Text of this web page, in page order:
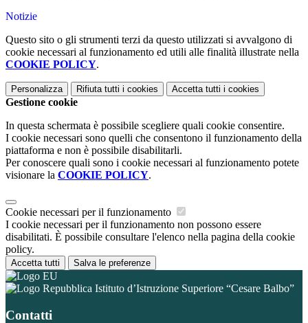
Notizie
Questo sito o gli strumenti terzi da questo utilizzati si avvalgono di
cookie necessari al funzionamento ed utili alle finalità illustrate nella
COOKIE POLICY.
Personalizza Rifiuta tutti i cookies Accetta tutti i cookies
Gestione cookie
In questa schermata è possibile scegliere quali cookie consentire.
I cookie necessari sono quelli che consentono il funzionamento della
piattaforma e non è possibile disabilitarli.
Per conoscere quali sono i cookie necessari al funzionamento potete
visionare la COOKIE POLICY.
Cookie necessari per il funzionamento
I cookie necessari per il funzionamento non possono essere
disabilitati. È possibile consultare l'elenco nella pagina della cookie
policy.
Accetta tutti Salva le preferenze
Istituto d’Istruzione Superiore “Cesare Balbo”
Contatti